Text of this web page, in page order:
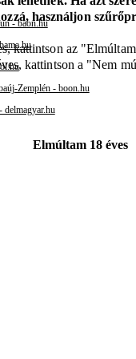
használjon
kattintson az
kattintson a "Nem
Elmúltam 18 éves
- baon.hu
Zemplén - boon.hu
delmagyar.hu